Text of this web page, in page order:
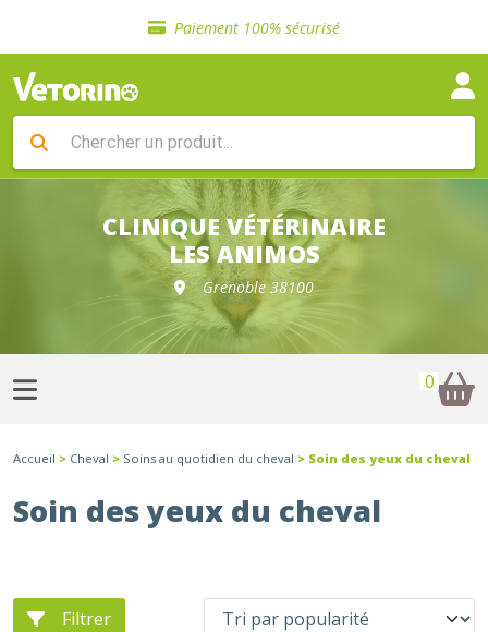
Paiement 100% sécurisé
Livraison gratuite en clinique vétérinaire
Sélection de croquettes vétérinaire
Livraison gratuite en clinique vétérinaire
Retour gratuit en clinique
Sélection de croquettes vétérinaire
CLINIQUE VÉTÉRINAIRE
LES ANIMOS
Grenoble 38100
0
Accueil > Cheval > Soins au quotidien du cheval > Soin des yeux du cheval
Soin des yeux du cheval
Filtrer